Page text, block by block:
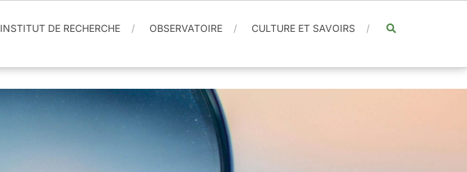
INSTITUT DE RECHERCHE OBSERVATOIRE CULTURE ET SAVOIRS